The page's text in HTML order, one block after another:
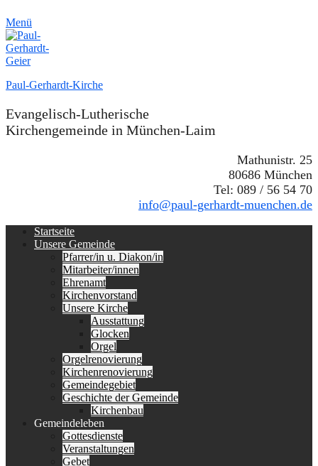
Menü
Paul-Gerhardt-Kirche
Evangelisch-Lutherische
Kirchengemeinde in München-Laim
Mathunistr. 25
80686 München
Tel: 089 / 56 54 70
info@paul-gerhardt-muenchen.de
Erstes
Menü
Startseite
Unsere Gemeinde
Pfarrer/in u. Diakon/in
Mitarbeiter/innen
Ehrenamt
Kirchenvorstand
Unsere Kirche
Ausstattung
Glocken
Orgel
Orgelrenovierung
Kirchenrenovierung
Gemeindegebiet
Geschichte der Gemeinde
Kirchenbau
Gemeindeleben
Gottesdienste
Veranstaltungen
Gebet